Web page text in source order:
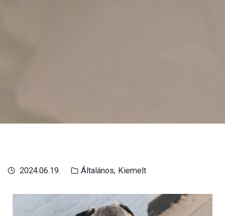
2024.06.19. Általános Kiemelt